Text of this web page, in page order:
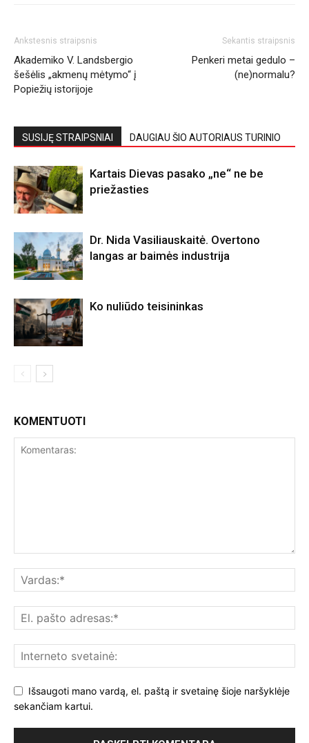
Ankstesnis straipsnis
Akademiko V. Landsbergio
šešėlis „akmenų mėtymo“ į
Popiežių istorijoje
Sekantis straipsnis
Penkeri metai gedulo –
(ne)normalu?
SUSIJĘ STRAIPSNIAI DAUGIAU ŠIO AUTORIAUS TURINIO
Kartais Dievas pasako „ne“ ne be
priežasties
Dr. Nida Vasiliauskaitė. Overtono
langas ar baimės industrija
Ko nuliūdo teisininkas
KOMENTUOTI
Išsaugoti mano vardą, el. paštą ir svetainę šioje naršyklėje
sekančiam kartui.